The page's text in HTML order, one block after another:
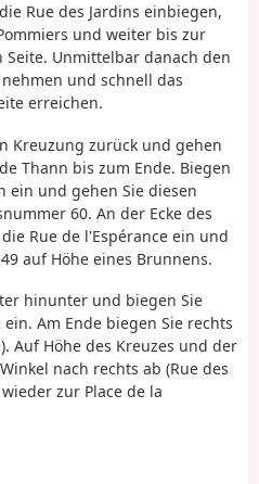
Rue des Jardins einbiegen,
und weiter bis zur
Seite. Unmittelbar danach den
und schnell das
erreichen.
Kreuzung zurück und gehen
Thann bis zum Ende. Biegen
ein und gehen Sie diesen
60. An der Ecke des
Rue de l'Espérance ein und
auf Höhe eines Brunnens.
hinunter und biegen Sie
Am Ende biegen Sie rechts
Auf Höhe des Kreuzes und der
nach rechts ab (Rue des
zur Place de la